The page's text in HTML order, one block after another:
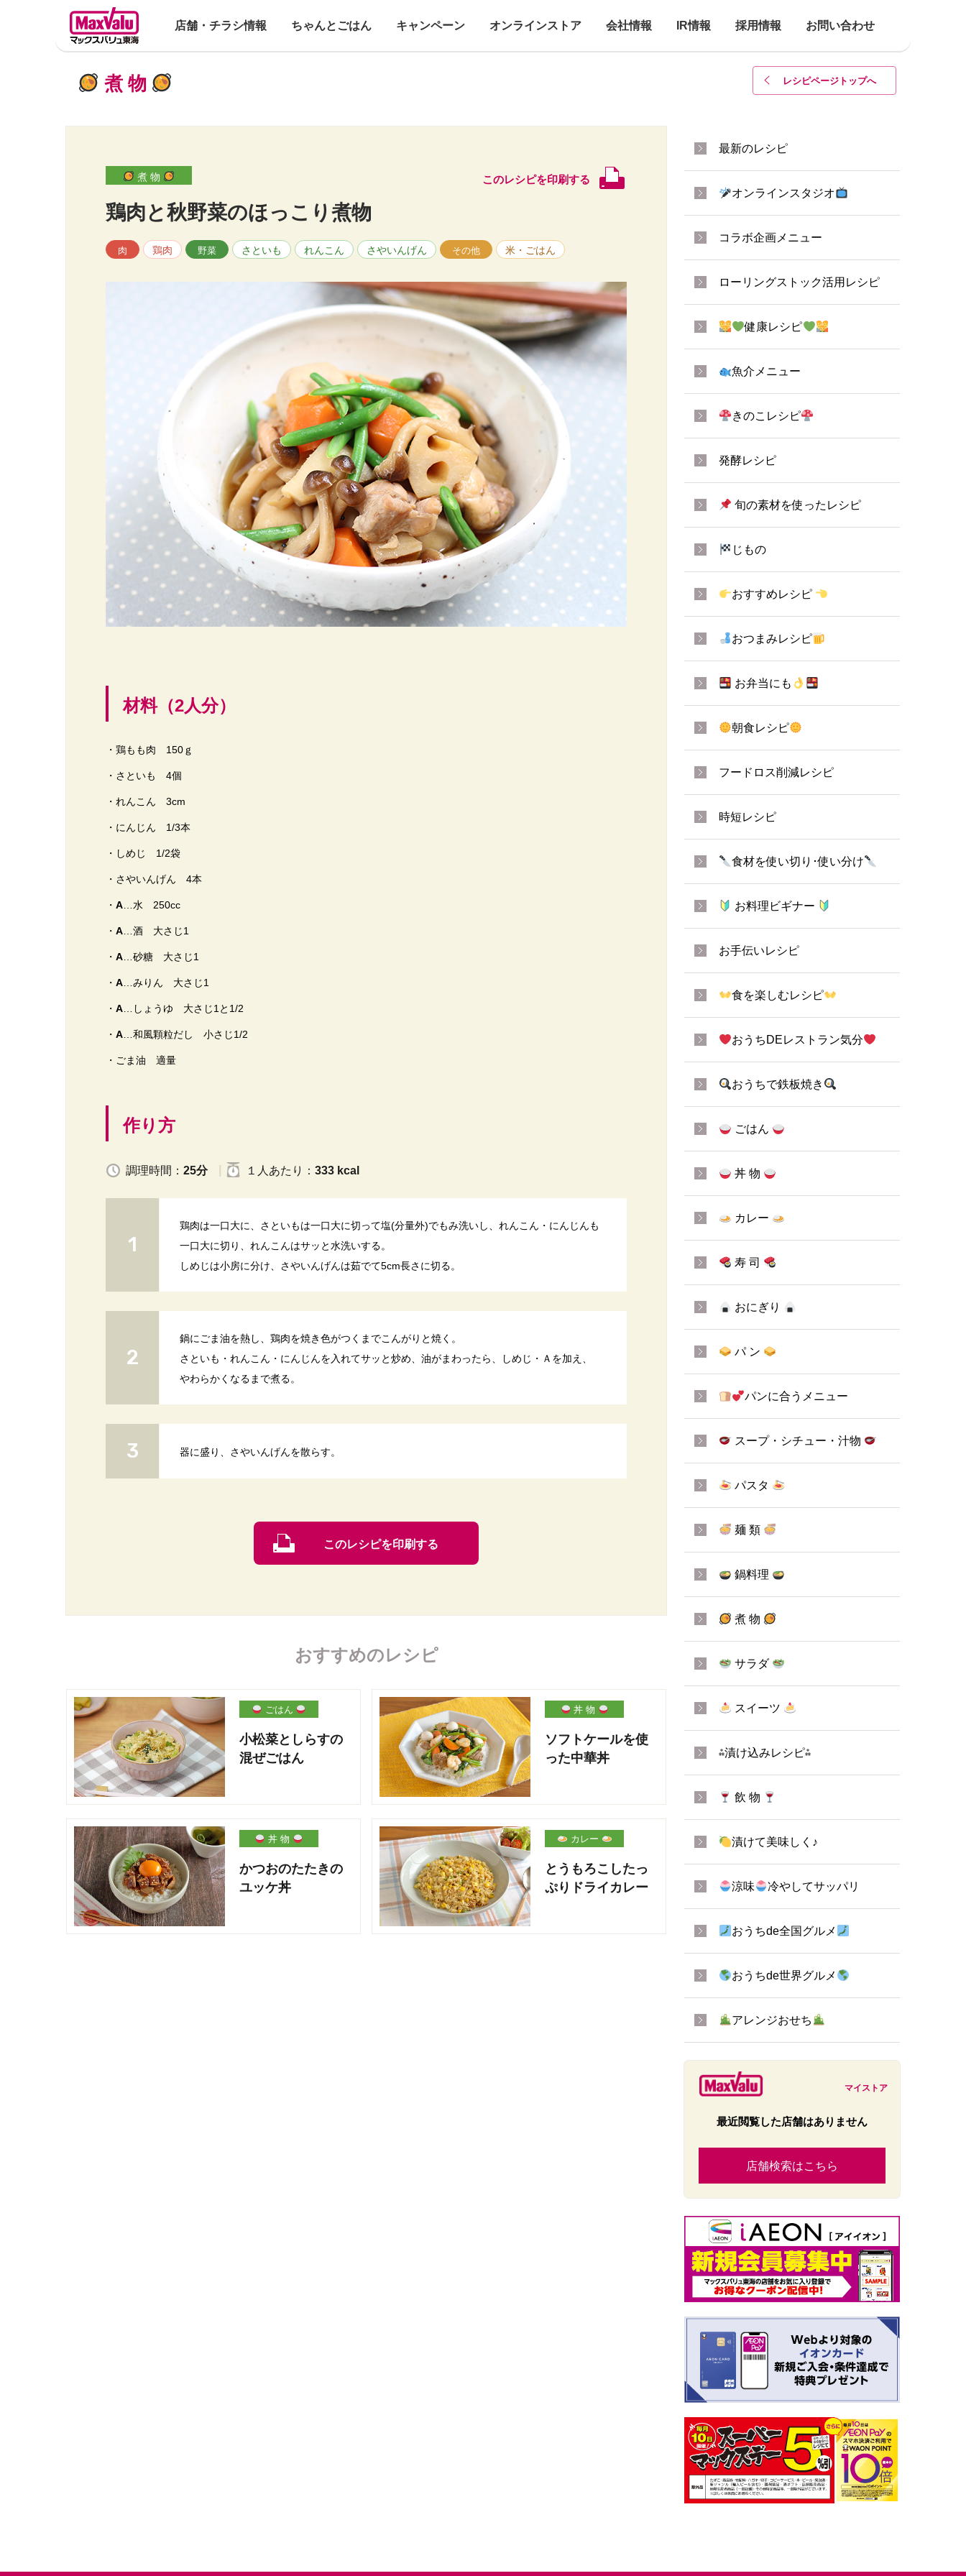
店舗・チラシ情報 ちゃんとごはん キャンペーン オンラインストア 会社情報 IR情報 採用情報 お問い合わせ
レシピページトップへ
煮 物
煮 物 このレシピを印刷する
鶏肉と秋野菜のほっこり煮物
肉 鶏肉 野菜 さといも れんこん さやいんげん その他 米・ごはん
材料（2人分）
・鶏もも肉 150ｇ
・さといも 4個
・れんこん 3cm
・にんじん 1/3本
・しめじ 1/2袋
・さやいんげん 4本
・ A …水 250cc
・ A …酒 大さじ1
・ A …砂糖 大さじ1
・ A …みりん 大さじ1
・ A …しょうゆ 大さじ1と1/2
・ A …和風顆粒だし 小さじ1/2
・ごま油 適量
作り方
調理時間： 25分 １人 あたり ： 333 kcal
鶏肉は一口大に、さといもは一口大に切って塩(分量外)でもみ洗いし、れんこん・にんじんも
一口大に切り、れんこんはサッと水洗いする。
しめじは小房に分け、さやいんげんは茹でて5cm長さに切る。
鍋にごま油を熱し、鶏肉を焼き色がつくまでこんがりと焼く。
さといも・れんこん・にんじんを入れてサッと炒め、油がまわったら、しめじ・Ａを加え、
やわらかくなるまで煮る。
器に盛り、さやいんげんを散らす。
このレシピを印刷する
おすすめのレシピ
ごはん
小松菜としらすの
混ぜごはん
丼 物
ソフトケールを使
った中華丼
丼 物
かつおのたたきの
ユッケ丼
カレー
とうもろこしたっ
ぷりドライカレー
最新のレシピ
オンラインスタジオ
コラボ企画メニュー
ローリングストック活用レシピ
健康レシピ
魚介メニュー
きのこレシピ
発酵レシピ
旬の素材を使ったレシピ
じもの
おすすめレシピ
おつまみレシピ
お弁当にも
朝食レシピ
フードロス削減レシピ
時短レシピ
食材を使い切り･使い分け
お料理ビギナー
お手伝いレシピ
食を楽しむレシピ
おうちDEレストラン気分
おうちで鉄板焼き
ごはん
丼 物
カレー
寿 司
おにぎり
パ ン
パンに合うメニュー
スープ・シチュー・汁物
パスタ
麺 類
鍋料理
煮 物
サラダ
スイーツ
⁂漬け込みレシピ⁂
飲 物
漬けて美味しく♪
涼味 冷やしてサッパリ
おうちde全国グルメ
おうちde世界グルメ
アレンジおせち
マイストア
最近閲覧した店舗はありません
店舗検索はこちら